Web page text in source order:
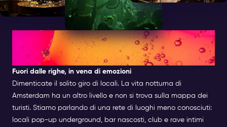
Qual è la vita notturna
nascosta di Amsterdam?
Fuori dalle righe, in vena di emozioni
Dimenticate il solito giro di locali. La vita notturna di
Amsterdam ha un altro livello e non si trova sulla mappa dei
turisti. Stiamo parlando di una rete di luoghi meno conosciuti:
locali pop-up underground, bar nascosti, club e rave intimi